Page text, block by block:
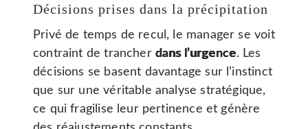
Décisions prises dans la précipitation
Privé de temps de recul, le manager se voit
contraint de trancher dans l’urgence. Les
décisions se basent davantage sur l’instinct
que sur une véritable analyse stratégique,
ce qui fragilise leur pertinence et génère